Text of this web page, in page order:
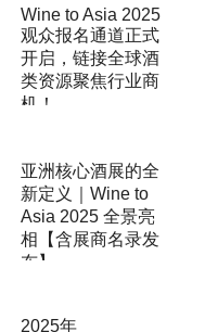
Wine to Asia 2025
观众报名通道正式
开启，链接全球酒
类资源聚焦行业商
机！
亚洲核心酒展的全
新定义｜Wine to
Asia 2025 全景亮
相【含展商名录发
布】
2025年